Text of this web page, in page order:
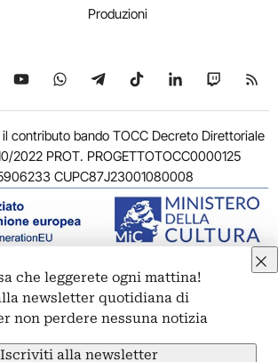
Produzioni
Instagram
su X
Seguici su YouTube
Seguici su WhatsApp
Seguici su Telegram
Seguici su TikTok
Seguici su
Seguici
contributo bando TOCC Decreto Direttoriale
2022 PROT. PROGETTOTOCC0000125
CUPC87J23001080008
srl – Corso Vittorio Emanuele II, 287 –
della protezione dei dati personali
Vittorio Emanuele II, 287 – 00186 Roma
che leggerete ogni mattina!
newsletter quotidiana di
non perdere nessuna notizia
Iscriviti alla newsletter